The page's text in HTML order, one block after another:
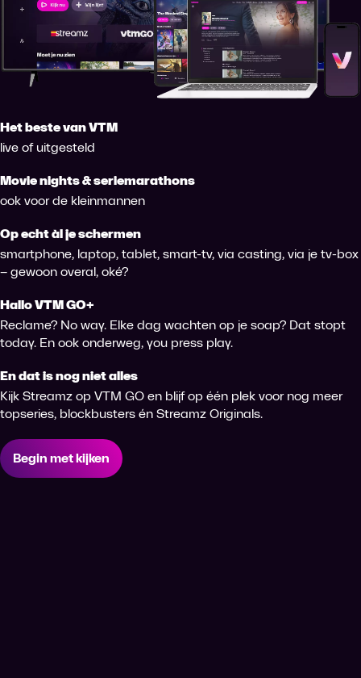
Het beste van VTM
live of uitgesteld
Movie nights & seriemarathons
ook voor de kleinmannen
Op echt àl je schermen
smartphone, laptop, tablet, smart-tv, via casting, via je tv-box
– gewoon overal, oké?
Hallo VTM GO+
Reclame? No way. Elke dag wachten op je soap? Dat stopt
today. En ook onderweg, you press play.
En dat is nog niet alles
Kijk Streamz op VTM GO en blijf op één plek voor nog meer
topseries, blockbusters én Streamz Originals.
Begin met kijken